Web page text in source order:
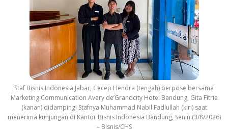
Staf Bisnis Indonesia Jabar, Cecep Hendra (tengah) berpose bersama
Marketing Communication Avery de’Grandcity Hotel Bandung, Gita Fitria
(kanan) didampingi Stafnya Muhammad Nabil Fadlullah (kiri) saat
menerima kunjungan di Kantor Bisnis Indonesia Bandung, Senin (3/8/2026)
– Bisnis/CHS